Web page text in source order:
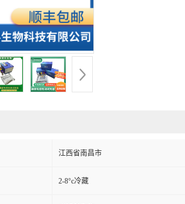
江西省南昌市
2-8°c冷藏